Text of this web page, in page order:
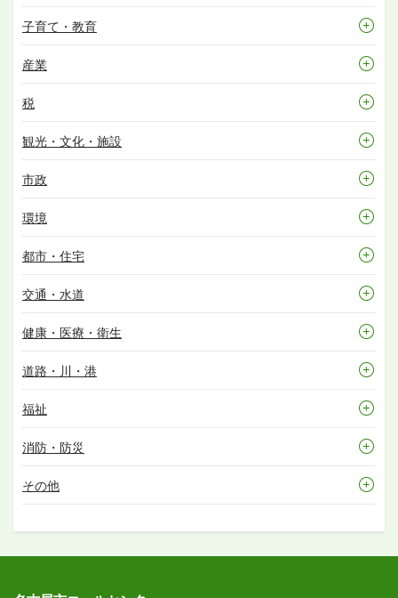
子育て・教育
産業
税
観光・文化・施設
市政
環境
都市・住宅
交通・水道
健康・医療・衛生
道路・川・港
福祉
消防・防災
その他